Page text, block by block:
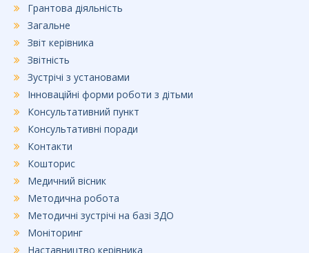
Грантова діяльність
Загальне
Звіт керівника
Звітність
Зустрічі з установами
Інноваційні форми роботи з дітьми
Консультативний пункт
Консультативні поради
Контакти
Кошторис
Медичний вісник
Методична робота
Методичні зустрічі на базі ЗДО
Моніторинг
Наставництво керівника